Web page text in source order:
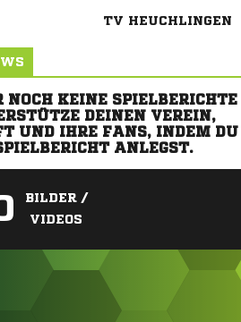
TV HEUCHLINGEN
NOCH KEINE SPIELBERICHTE
DEINEN VEREIN,
UND IHRE FANS, INDEM DU
ANLEGST.
BILDER /
VIDEOS